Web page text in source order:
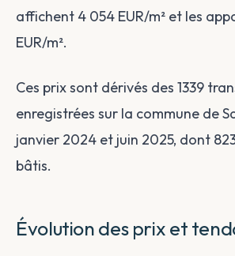
affichent 4 054 EUR/m² et les
EUR/m².
Ces prix sont dérivés des 1339
enregistrées sur la commune de
janvier 2024 et juin 2025, dont
bâtis.
Évolution des prix et